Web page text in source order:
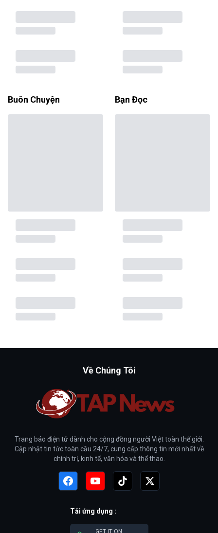
Buôn Chuyện Bạn Đọc
Về Chúng Tôi
Trang báo điện tử dành cho cộng đồng người Việt toàn thế giới.
Cập nhật tin tức toàn cầu 24/7, cung cấp thông tin mới nhất về
chính trị, kinh tế, văn hóa và thể thao.
Tải ứng dụng :